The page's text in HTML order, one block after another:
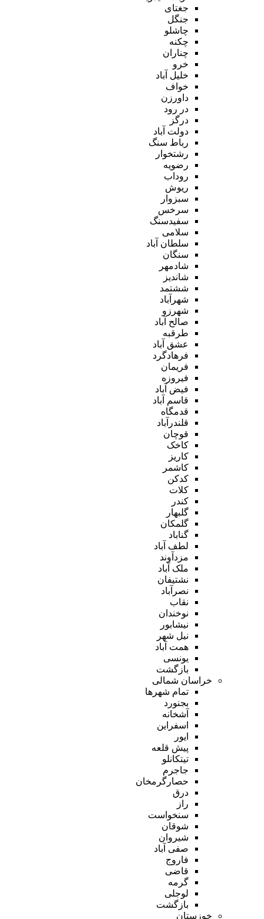
جغتای
جنگل
چاشلو
چکنه
چناران
خرو
خلیل آباد
خواف
داورزن
در رود
درگز
دولت آباد
رباط سنگ
رشتخوار
رضویه
روداب
ریوش
سبزوار
سرخس
سفیدسنگ
سلامی
سلطان آباد
سنگان
شادمهر
شاندیز
ششتمد
شهرآباد
شهرزو
صالح آباد
طرقبه
عشق آباد
فرهادگرد
فریمان
فیروزه
فیض آباد
قاسم آباد
قدمگاه
قلندرآباد
قوچان
کاخک
کاریز
کاشمر
کدکن
کلات
کندر
گلبهار
گلمکان
گناباد
لطف آباد
مزدآوند
ملک آباد
نشتیفان
نصرآباد
نقاب
نوخندان
نیشابور
نیل شهر
همت آباد
یونسی
بازگشت
خراسان شمالی
تمام شهر‌ها
بجنورد
آشخانه
اسفراین
ایور
پیش قلعه
تیتکانلو
جاجرم
حصارگرمخان
درق
راز
سنخواست
شوقان
شیروان
صفی آباد
فاروج
قاضی
گرمه
لوجلی
بازگشت
خوزستان